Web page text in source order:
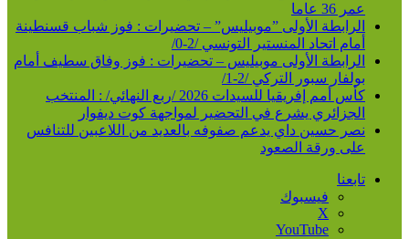
عمر 36 عاما
الرابطة الأولى ”موبيليس” – تحضيرات : فوز شباب قسنطينة
أمام اتحاد المنستير التونسي /2-0/
الرابطة الأولى موبيليس – تحضيرات : فوز وفاق سطيف أمام
بولفار سبور التركي /2-1/
كأس أمم إفريقيا للسيدات 2026 /ربع النهائي/ : المنتخب
الجزائري يشرع في التحضير لمواجهة كوت ديفوار
نصر حسين داي يدعم صفوفه بالعديد من اللاعبين للتنافس
على ورقة الصعود
تابعنا
فيسبوك
‫X
‫YouTube